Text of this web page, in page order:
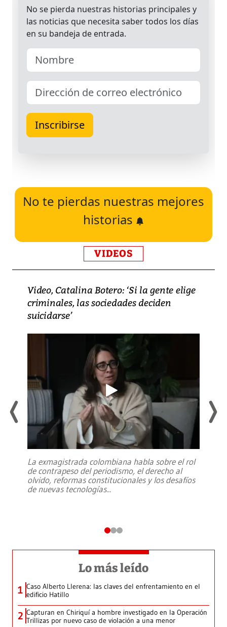
No te pierdas nuestras mejores
historias
VIDEOS
Video, Catalina Botero: ‘Si la gente elige
criminales, las sociedades deciden
suicidarse’
La exmagistrada colombiana habla sobre el rol
de contrapeso del periodismo, el derecho al
olvido, reformas constitucionales y los desafíos
de nuevas tecnologías...
Lo más leído
1 Caso Alberto Llerena: las claves del enfrentamiento en el
edificio Hatillo
2 Capturan en Chiriquí a hombre investigado en la Operación
Trillizas por nuevo caso de violación a una menor